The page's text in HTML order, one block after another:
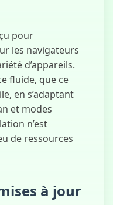
pour
les navigateurs
d’appareils.
fluide, que ce
en s’adaptant
et modes
n’est
de ressources
à jour